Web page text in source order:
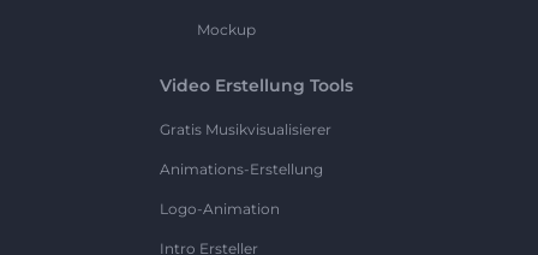
Mockup
Video Erstellung Tools
Gratis Musikvisualisierer
Animations-Erstellung
Logo-Animation
Intro Ersteller